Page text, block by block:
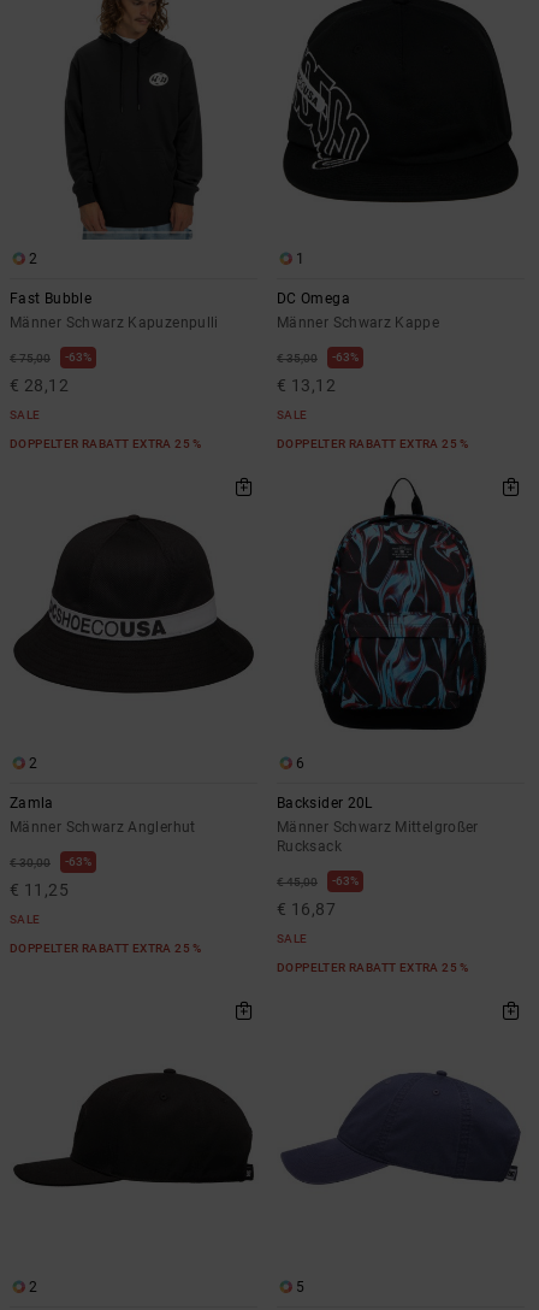
2
Fast Bubble
Männer Schwarz Kapuzenpulli
€ 75,00 63%
€ 28,12
SALE
DOPPELTER RABATT EXTRA 25 %
1
DC Omega
Männer Schwarz Kappe
€ 35,00 63%
€ 13,12
SALE
DOPPELTER RABATT EXTRA 25 %
2
Zamla
Männer Schwarz Anglerhut
€ 30,00 63%
€ 11,25
SALE
DOPPELTER RABATT EXTRA 25 %
6
Backsider 20L
Männer Schwarz Mittelgroßer
Rucksack
€ 45,00 63%
€ 16,87
SALE
DOPPELTER RABATT EXTRA 25 %
2 5